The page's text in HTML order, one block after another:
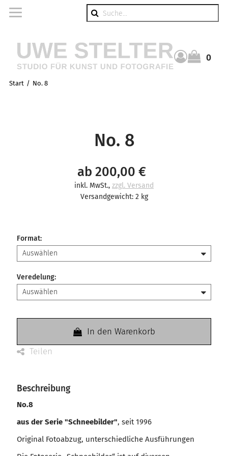
0
Start No. 8
No. 8
ab 200,00 €
inkl. MwSt., zzgl. Versand
Versandgewicht: 2 kg
Format:
Veredelung:
In den Warenkorb
Teilen
Beschreibung
No.8
aus der Serie "Schneebilder", seit 1996
Original Fotoabzug, unterschiedliche Ausführungen